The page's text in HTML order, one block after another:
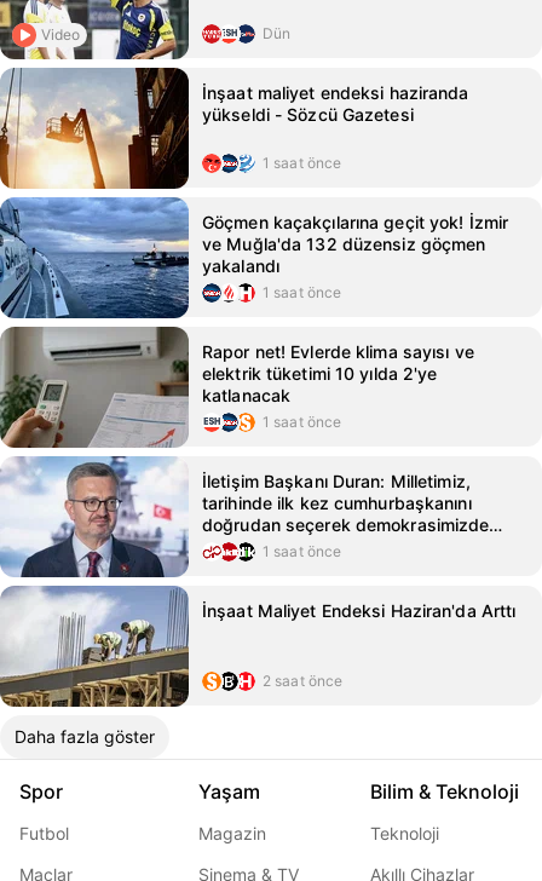
Video Dün
İnşaat maliyet endeksi haziranda
yükseldi - Sözcü Gazetesi
1 saat önce
Göçmen kaçakçılarına geçit yok! İzmir
ve Muğla'da 132 düzensiz göçmen
yakalandı
1 saat önce
Rapor net! Evlerde klima sayısı ve
elektrik tüketimi 10 yılda 2'ye
katlanacak
1 saat önce
İletişim Başkanı Duran: Milletimiz,
tarihinde ilk kez cumhurbaşkanını
doğrudan seçerek demokrasimizde
yeni bir ufuk açtı
1 saat önce
İnşaat Maliyet Endeksi Haziran'da Arttı
2 saat önce
Daha fazla göster
Spor
Futbol
Maçlar
Yaşam
Magazin
Sinema & TV
Bilim & Teknoloji
Teknoloji
Akıllı Cihazlar